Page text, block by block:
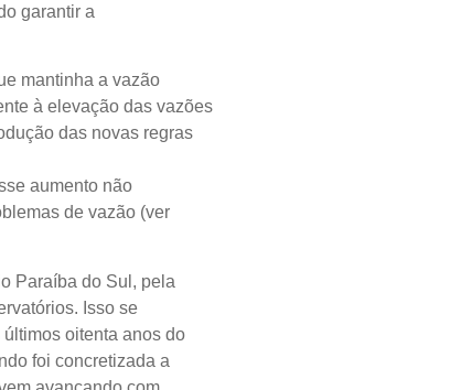
garantir a
mantinha a vazão
à elevação das vazões
das novas regras
aumento não
de vazão (ver
Paraíba do Sul, pela
Isso se
oitenta anos do
foi concretizada a